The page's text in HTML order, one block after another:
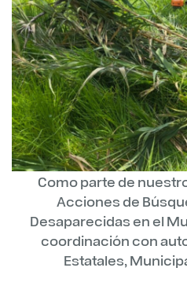
Como parte de
Acciones de
Desaparecidas en el
coordinación con
Estatales,